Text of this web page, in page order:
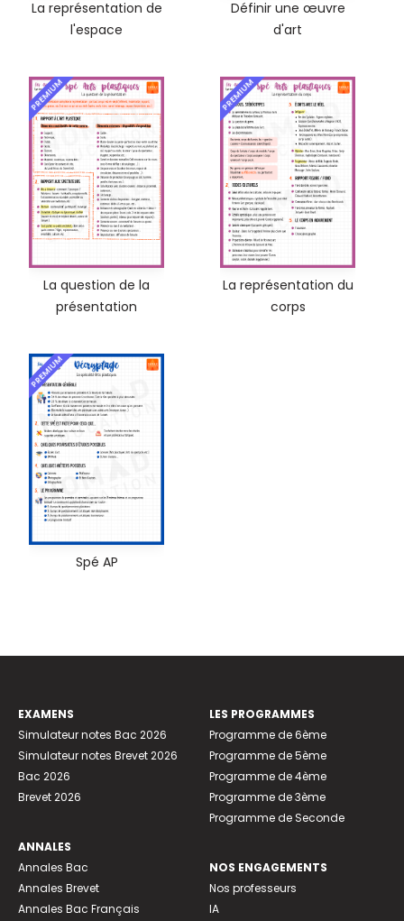
La représentation de
l'espace
Définir une œuvre
d'art
PREMIUM
La question de la
présentation
PREMIUM
La représentation du
corps
PREMIUM
Spé AP
EXAMENS
Simulateur notes Bac 2026
Simulateur notes Brevet 2026
Bac 2026
Brevet 2026
ANNALES
Annales Bac
Annales Brevet
Annales Bac Français
LES PROGRAMMES
Programme de 6ème
Programme de 5ème
Programme de 4ème
Programme de 3ème
Programme de Seconde
NOS ENGAGEMENTS
Nos professeurs
IA